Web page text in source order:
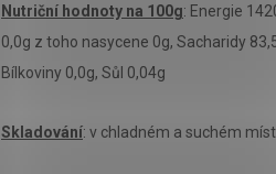
Nutriční hodnoty na 100g: Energie
0,0g z toho nasycene 0g, Sacharidy
Bílkoviny 0,0g, Sůl 0,04g
Skladování: v chladném a suchém